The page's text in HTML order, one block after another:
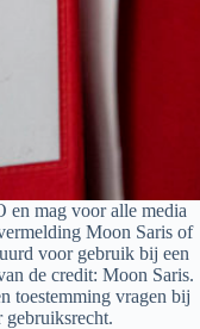
mag voor alle media
Moon Saris of
voor gebruik bij een
de credit: Moon Saris.
toestemming vragen bij
gebruiksrecht.